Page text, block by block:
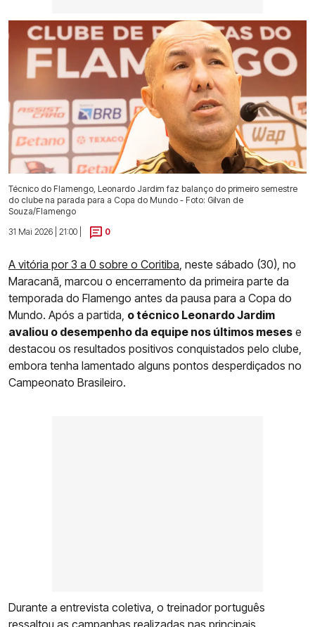
Técnico do Flamengo, Leonardo Jardim faz balanço do primeiro semestre
do clube na parada para a Copa do Mundo - Foto: Gilvan de
Souza/Flamengo
31 Mai 2026 | 21:00 |
0
A vitória por 3 a 0 sobre o Coritiba , neste sábado (30), no
Maracanã, marcou o encerramento da primeira parte da
temporada do Flamengo antes da pausa para a Copa do
Mundo. Após a partida, o técnico Leonardo Jardim
avaliou o desempenho da equipe nos últimos meses e
destacou os resultados positivos conquistados pelo clube,
embora tenha lamentado alguns pontos desperdiçados no
Campeonato Brasileiro.
Durante a entrevista coletiva, o treinador português
ressaltou as campanhas realizadas nas principais